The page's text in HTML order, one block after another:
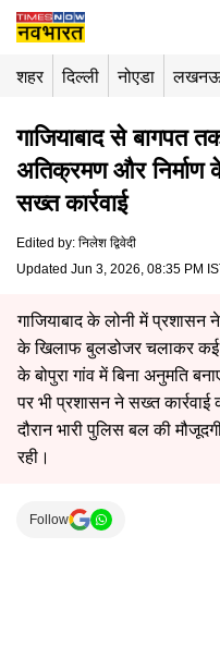
शहर दिल्ली नोएडा
गाजियाबाद से बागपत
अतिक्रमण और
सख्त कार्रवाई
Edited by: निलेश द्विवेदी
Updated Jun 3, 2026, 08:35 PM
गाजियाबाद के लोनी में
के खिलाफ बुलडोजर चलाकर कई
के बोपुरा गांव में बिना अनुमति
पर भी प्रशासन ने सख्त कार्रवाई
दौरान भारी पुलिस बल की
रही।
Follow